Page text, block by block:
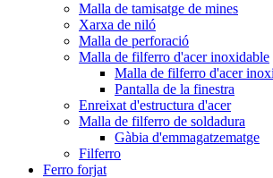
Malla de tamisatge de mines
Xarxa de niló
Malla de perforació
Malla de filferro d'acer inoxidable
Malla de filferro d'acer
Pantalla de la finestra
Enreixat d'estructura d'acer
Malla de filferro de soldadura
Gàbia d'emmagatzematge
Filferro
Ferro forjat